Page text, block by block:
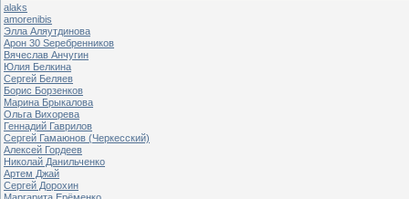
alaks
amorenibis
Элла Аляутдинова
Арон 30 Sеребренников
Вячеслав Анчугин
Юлия Белкина
Сергей Беляев
Борис Борзенков
Марина Брыкалова
Ольга Вихорева
Геннадий Гаврилов
Сергей Гамаюнов (Черкесский)
Алексей Гордеев
Николай Данильченко
Артем Джай
Сергей Дорохин